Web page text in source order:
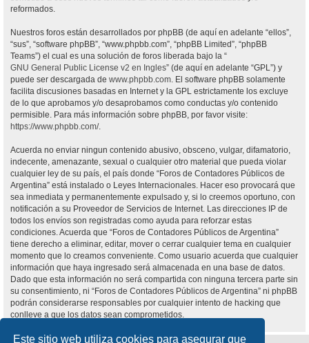
Este sitio web utiliza cookies para asegurar que
reformados.
Nuestros foros están desarrollados por phpBB (de aquí en adelante “ellos”,
“sus”, “software phpBB”, “www.phpbb.com”, “phpBB Limited”, “phpBB
Teams”) el cual es una solución de foros liberada bajo la “
GNU General Public License v2 en Ingles” (de aquí en adelante “GPL”) y
puede ser descargada de www.phpbb.com. El software phpBB solamente
facilita discusiones basadas en Internet y la GPL estrictamente los excluye
de lo que aprobamos y/o desaprobamos como conductas y/o contenido
permisible. Para más información sobre phpBB, por favor visite:
https://www.phpbb.com/.
Acuerda no enviar ningun contenido abusivo, obsceno, vulgar, difamatorio,
indecente, amenazante, sexual o cualquier otro material que pueda violar
cualquier ley de su país, el país donde “Foros de Contadores Públicos de
Argentina” está instalado o Leyes Internacionales. Hacer eso provocará que
sea inmediata y permanentemente expulsado y, si lo creemos oportuno, con
notificación a su Proveedor de Servicios de Internet. Las direcciones IP de
todos los envíos son registradas como ayuda para reforzar estas
condiciones. Acuerda que “Foros de Contadores Públicos de Argentina”
tiene derecho a eliminar, editar, mover o cerrar cualquier tema en cualquier
momento que lo creamos conveniente. Como usuario acuerda que cualquier
información que haya ingresado será almacenada en una base de datos.
Dado que esta información no será compartida con ninguna tercera parte sin
su consentimiento, ni “Foros de Contadores Públicos de Argentina” ni phpBB
podrán considerarse responsables por cualquier intento de hacking que
conlleve a que los datos sean comprometidos.